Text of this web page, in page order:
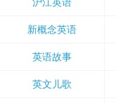
沪江英语
新概念英语
英语故事
英文儿歌